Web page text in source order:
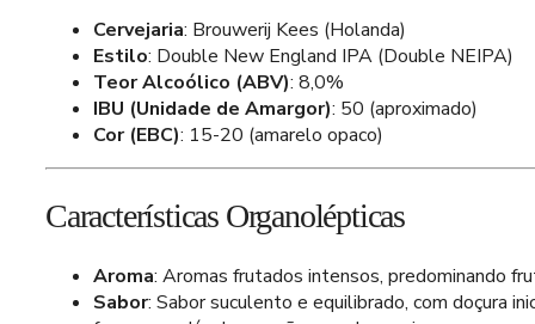
Cervejaria: Brouwerij Kees (Holanda)
Estilo: Double New England IPA (Double NEIPA)
Teor Alcoólico (ABV): 8,0%
IBU (Unidade de Amargor): 50 (aproximado)
Cor (EBC): 15-20 (amarelo opaco)
Características Organolépticas
Aroma: Aromas frutados intensos, predominando
Sabor: Sabor suculento e equilibrado, com doçura